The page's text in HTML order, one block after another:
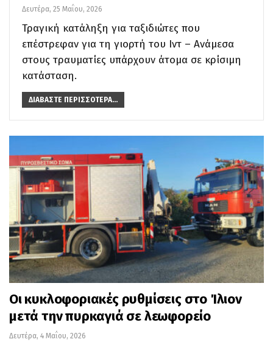
Δευτέρα, 25 Μαΐου, 2026
Τραγική κατάληξη για ταξιδιώτες που
επέστρεφαν για τη γιορτή του Ιντ – Ανάμεσα
στους τραυματίες υπάρχουν άτομα σε κρίσιμη
κατάσταση.
ΔΙΑΒΆΣΤΕ ΠΕΡΙΣΣΌΤΕΡΑ...
Οι κυκλοφοριακές ρυθμίσεις στο Ίλιον
μετά την πυρκαγιά σε λεωφορείο
Δευτέρα, 4 Μαΐου, 2026